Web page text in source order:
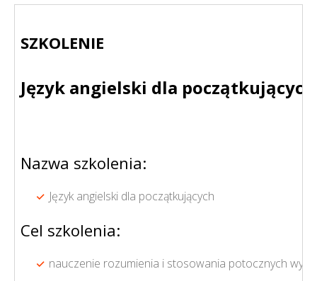
SZKOLENIE
Język angielski dla początkujących
Nazwa szkolenia:
Język angielski dla początkujących
Cel szkolenia:
nauczenie rozumienia i stosowania potocznych